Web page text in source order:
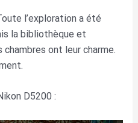
l’exploration a été
la bibliothèque et
ont leur charme.
D5200 :